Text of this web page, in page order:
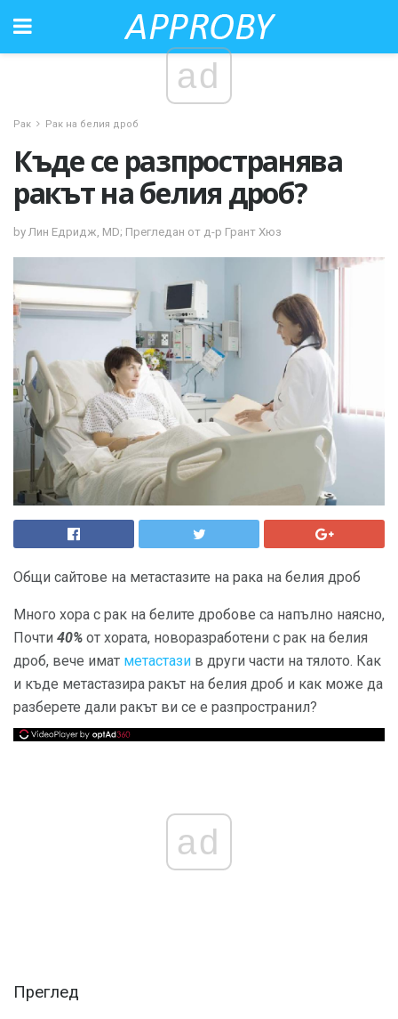
ad
Рак Рак на белия дроб
Къде се разпространява
ракът на белия дроб?
by Лин Едридж, MD; Прегледан от д-р Грант Хюз
Общи сайтове на метастазите на рака на белия дроб
Много хора с рак на белите дробове са напълно наясно,
Почти 40% от хората, новоразработени с рак на белия
дроб, вече имат метастази в други части на тялото. Как
и къде метастазира ракът на белия дроб и как може да
разберете дали ракът ви се е разпространил?
ad
Преглед